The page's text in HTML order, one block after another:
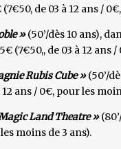
de 03 à 12 ans /
»(50’/dès 10 ans),
(7€50,, de 03 à 12
Rubis Cube » (50’/
ans / 0€, pour les
Land Theatre »
moins de 3 ans).